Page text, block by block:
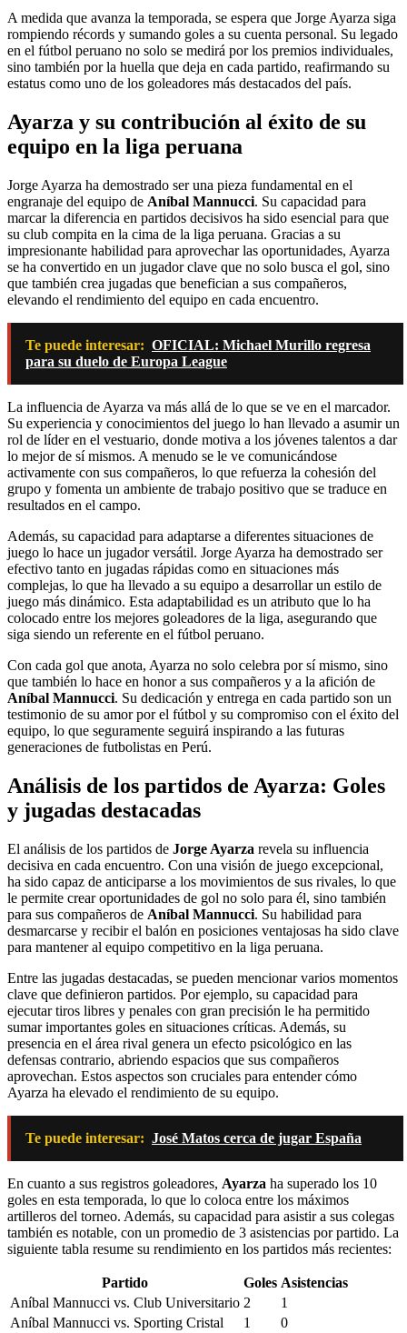
A medida que avanza la temporada, se espera que Jorge Ayarza siga
rompiendo récords y sumando goles a su cuenta personal. Su legado
en el fútbol peruano no solo se medirá por los premios individuales,
sino también por la huella que deja en cada partido, reafirmando su
estatus como uno de los goleadores más destacados del país.
Ayarza y su contribución al éxito de su
equipo en la liga peruana
Jorge Ayarza ha demostrado ser una pieza fundamental en el
engranaje del equipo de Aníbal Mannucci. Su capacidad para
marcar la diferencia en partidos decisivos ha sido esencial para que
su club compita en la cima de la liga peruana. Gracias a su
impresionante habilidad para aprovechar las oportunidades, Ayarza
se ha convertido en un jugador clave que no solo busca el gol, sino
que también crea jugadas que benefician a sus compañeros,
elevando el rendimiento del equipo en cada encuentro.
Te puede interesar: OFICIAL: Michael Murillo regresa
para su duelo de Europa League
La influencia de Ayarza va más allá de lo que se ve en el marcador.
Su experiencia y conocimientos del juego lo han llevado a asumir un
rol de líder en el vestuario, donde motiva a los jóvenes talentos a dar
lo mejor de sí mismos. A menudo se le ve comunicándose
activamente con sus compañeros, lo que refuerza la cohesión del
grupo y fomenta un ambiente de trabajo positivo que se traduce en
resultados en el campo.
Además, su capacidad para adaptarse a diferentes situaciones de
juego lo hace un jugador versátil. Jorge Ayarza ha demostrado ser
efectivo tanto en jugadas rápidas como en situaciones más
complejas, lo que ha llevado a su equipo a desarrollar un estilo de
juego más dinámico. Esta adaptabilidad es un atributo que lo ha
colocado entre los mejores goleadores de la liga, asegurando que
siga siendo un referente en el fútbol peruano.
Con cada gol que anota, Ayarza no solo celebra por sí mismo, sino
que también lo hace en honor a sus compañeros y a la afición de
Aníbal Mannucci. Su dedicación y entrega en cada partido son un
testimonio de su amor por el fútbol y su compromiso con el éxito del
equipo, lo que seguramente seguirá inspirando a las futuras
generaciones de futbolistas en Perú.
Análisis de los partidos de Ayarza: Goles
y jugadas destacadas
El análisis de los partidos de Jorge Ayarza revela su influencia
decisiva en cada encuentro. Con una visión de juego excepcional,
ha sido capaz de anticiparse a los movimientos de sus rivales, lo que
le permite crear oportunidades de gol no solo para él, sino también
para sus compañeros de Aníbal Mannucci. Su habilidad para
desmarcarse y recibir el balón en posiciones ventajosas ha sido clave
para mantener al equipo competitivo en la liga peruana.
Entre las jugadas destacadas, se pueden mencionar varios momentos
clave que definieron partidos. Por ejemplo, su capacidad para
ejecutar tiros libres y penales con gran precisión le ha permitido
sumar importantes goles en situaciones críticas. Además, su
presencia en el área rival genera un efecto psicológico en las
defensas contrario, abriendo espacios que sus compañeros
aprovechan. Estos aspectos son cruciales para entender cómo
Ayarza ha elevado el rendimiento de su equipo.
Te puede interesar: José Matos cerca de jugar España
En cuanto a sus registros goleadores, Ayarza ha superado los 10
goles en esta temporada, lo que lo coloca entre los máximos
artilleros del torneo. Además, su capacidad para asistir a sus colegas
también es notable, con un promedio de 3 asistencias por partido. La
siguiente tabla resume su rendimiento en los partidos más recientes:
Partido Goles Asistencias
Aníbal Mannucci vs. Club Universitario 2
1
Aníbal Mannucci vs. Sporting Cristal
1
0